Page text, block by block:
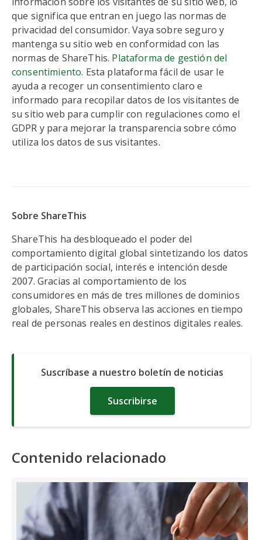
que significa que entran en juego las normas de
privacidad del consumidor. Vaya sobre seguro y
mantenga su sitio web en conformidad con las
normas de ShareThis. Plataforma de gestión del
consentimiento. Esta plataforma fácil de usar le
ayuda a recoger un consentimiento claro e
informado para recopilar datos de los visitantes de
su sitio web para cumplir con regulaciones como el
GDPR y para mejorar la transparencia sobre cómo
utiliza los datos de sus visitantes.
Sobre ShareThis
ShareThis ha desbloqueado el poder del
comportamiento digital global sintetizando los datos
de participación social, interés e intención desde
2007. Gracias al comportamiento de los
consumidores en más de tres millones de dominios
globales, ShareThis observa las acciones en tiempo
real de personas reales en destinos digitales reales.
Suscríbase a nuestro boletín de noticias
Suscribirse
Contenido relacionado